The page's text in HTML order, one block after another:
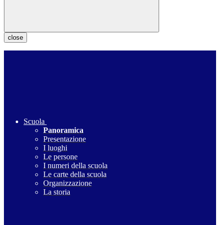
close
Scuola
Panoramica
Presentazione
I luoghi
Le persone
I numeri della scuola
Le carte della scuola
Organizzazione
La storia